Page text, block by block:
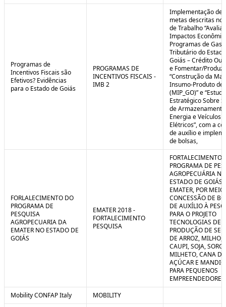
Programas de
Incentivos Fiscais são
Efetivos? Evidências
para o Estado de Goiás
PROGRAMAS DE
INCENTIVOS FISCAIS -
IMB 2
Implementação de
metas descritas
de Trabalho
Impactos
Programas de
Tributário do
Goiás – Crédito
e Fomentar/
“Construção da
Insumo-Produto de
(MIP_GO)” e “Estudo
Estratégico Sobre
de
Energia e Veículos
Elétricos”, com a
de auxílio e
de bolsas,
FORLALECIMENTO DO
PROGRAMA DE
PESQUISA
AGROPECUARIA DA
EMATER NO ESTADO DE
GOIÁS
EMATER 2018 -
FORTALECIMENTO
PESQUISA
FORTALECIMENTO
PROGRAMA DE
AGROPECUÁRIA NO
ESTADO DE GOIÁS
EMATER, POR
CONCESSÃO DE
DE AUXÍLIO À
PARA O PROJETO
TECNOLOGIAS DE
PRODUÇÃO DE
DE ARROZ, MILHO,
CAUPI, SOJA,
MILHETO, CANA DE
AÇÚCAR E
PARA PEQUENOS
Mobility CONFAP Italy
MOBILITY